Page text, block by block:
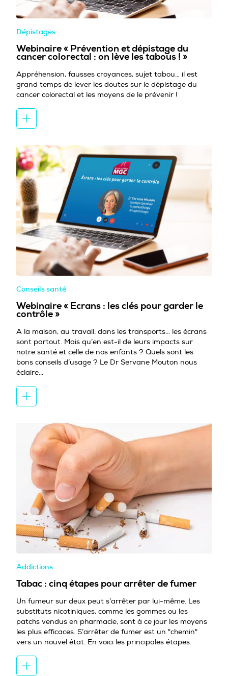
Dépistages
Webinaire « Prévention et dépistage du
cancer colorectal : on lève les tabous ! »
Appréhension, fausses croyances, sujet tabou… il est
grand temps de lever les doutes sur le dépistage du
cancer colorectal et les moyens de le prévenir !
Conseils santé
Webinaire « Ecrans : les clés pour garder le
contrôle »
A la maison, au travail, dans les transports… les écrans
sont partout. Mais qu’en est-il de leurs impacts sur
notre santé et celle de nos enfants ? Quels sont les
bons conseils d’usage ? Le Dr Servane Mouton nous
éclaire...
Addictions
Tabac : cinq étapes pour arrêter de fumer
Un fumeur sur deux peut s’arrêter par lui-même. Les
substituts nicotiniques, comme les gommes ou les
patchs vendus en pharmacie, sont à ce jour les moyens
les plus efficaces. S’arrêter de fumer est un "chemin"
vers un nouvel état. En voici les principales étapes.